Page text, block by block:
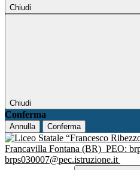
Chiudi
Chiudi
Conferma
Annulla Conferma
Francavilla Fontana (BR) PEO:
brps030007@pec.istruzione.it